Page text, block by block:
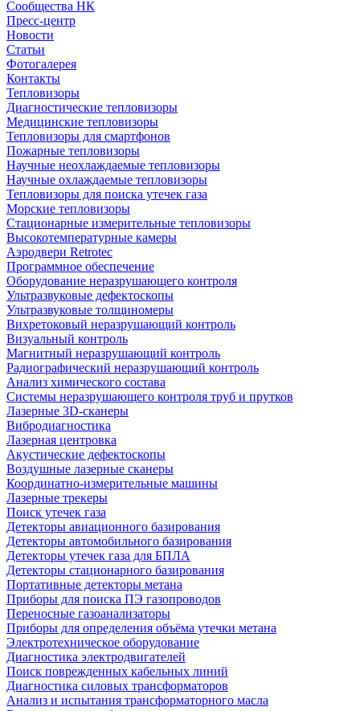
Сообщества НК
Пресс-центр
Новости
Статьи
Фотогалерея
Контакты
Тепловизоры
Диагностические тепловизоры
Медицинские тепловизоры
Тепловизоры для смартфонов
Пожарные тепловизоры
Научные неохлаждаемые тепловизоры
Научные охлаждаемые тепловизоры
Тепловизоры для поиска утечек газа
Морские тепловизоры
Стационарные измерительные тепловизоры
Высокотемпературные камеры
Аэродвери Retrotec
Программное обеспечение
Оборудование неразрушающего контроля
Ультразвуковые дефектоскопы
Ультразвуковые толщиномеры
Вихретоковый неразрушающий контроль
Визуальный контроль
Магнитный неразрушающий контроль
Радиографический неразрушающий контроль
Анализ химического состава
Системы неразрушающего контроля труб и прутков
Лазерные 3D-сканеры
Вибродиагностика
Лазерная центровка
Акустические дефектоскопы
Воздушные лазерные сканеры
Координатно-измерительные машины
Лазерные трекеры
Поиск утечек газа
Детекторы авиационного базирования
Детекторы автомобильного базирования
Детекторы утечек газа для БПЛА
Детекторы стационарного базирования
Портативные детекторы метана
Приборы для поиска ПЭ газопроводов
Переносные газоанализаторы
Приборы для определения объёма утечки метана
Электротехническое оборудование
Диагностика электродвигателей
Поиск поврежденных кабельных линий
Диагностика силовых трансформаторов
Анализ и испытания трансформаторного масла